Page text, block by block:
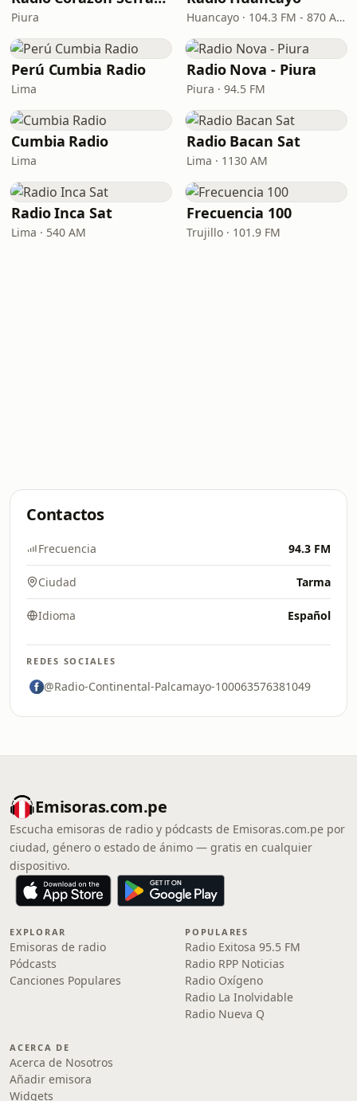
Piura Huancayo · 104.3 FM - 870 AM
Perú Cumbia Radio
Lima
Radio Nova - Piura
Piura · 94.5 FM
Cumbia Radio
Lima
Radio Bacan Sat
Lima · 1130 AM
Radio Inca Sat
Lima · 540 AM
Frecuencia 100
Trujillo · 101.9 FM
Contactos
Frecuencia 94.3 FM
Ciudad Tarma
Idioma Español
REDES SOCIALES
@Radio-Continental-Palcamayo-100063576381049
Emisoras.com.pe
Escucha emisoras de radio y pódcasts de Emisoras.com.pe por
ciudad, género o estado de ánimo — gratis en cualquier
dispositivo.
EXPLORAR
Emisoras de radio
Pódcasts
Canciones Populares
POPULARES
Radio Exitosa 95.5 FM
Radio RPP Noticias
Radio Oxígeno
Radio La Inolvidable
Radio Nueva Q
ACERCA DE
Acerca de Nosotros
Añadir emisora
Widgets